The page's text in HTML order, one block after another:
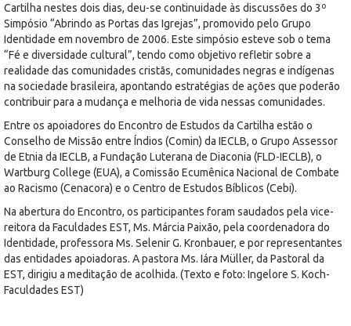
Cartilha nestes dois dias, deu-se continuidade às discussões do 3º
Simpósio “Abrindo as Portas das Igrejas”, promovido pelo Grupo
Identidade em novembro de 2006. Este simpósio esteve sob o tema
“Fé e diversidade cultural”, tendo como objetivo refletir sobre a
realidade das comunidades cristãs, comunidades negras e indígenas
na sociedade brasileira, apontando estratégias de ações que poderão
contribuir para a mudança e melhoria de vida nessas comunidades.
Entre os apoiadores do Encontro de Estudos da Cartilha estão o
Conselho de Missão entre Índios (Comin) da IECLB, o Grupo Assessor
de Etnia da IECLB, a Fundação Luterana de Diaconia (FLD-IECLB), o
Wartburg College (EUA), a Comissão Ecumênica Nacional de Combate
ao Racismo (Cenacora) e o Centro de Estudos Bíblicos (Cebi).
Na abertura do Encontro, os participantes foram saudados pela vice-
reitora da Faculdades EST, Ms. Márcia Paixão, pela coordenadora do
Identidade, professora Ms. Selenir G. Kronbauer, e por representantes
das entidades apoiadoras. A pastora Ms. Iára Müller, da Pastoral da
EST, dirigiu a meditação de acolhida. (Texto e foto: Ingelore S. Koch-
Faculdades EST)